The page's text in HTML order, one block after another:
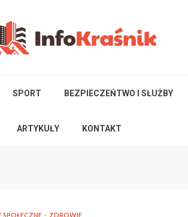
SPORT BEZPIECZEŃTWO I SŁUŻBY
ARTYKUŁY KONTAKT
SPOŁECZNE ZDROWIE